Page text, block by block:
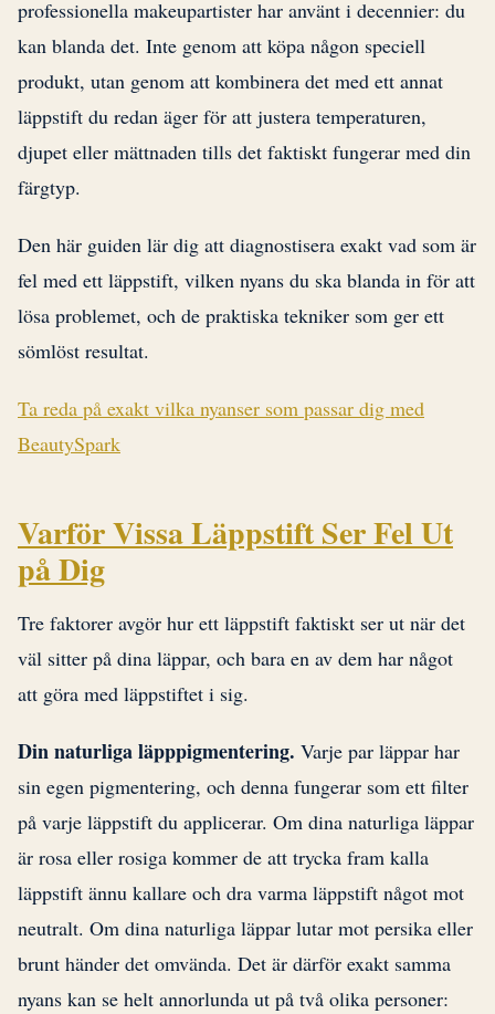
professionella makeupartister har använt i decennier: du
kan blanda det. Inte genom att köpa någon speciell
produkt, utan genom att kombinera det med ett annat
läppstift du redan äger för att justera temperaturen,
djupet eller mättnaden tills det faktiskt fungerar med din
färgtyp.
Den här guiden lär dig att diagnostisera exakt vad som är
fel med ett läppstift, vilken nyans du ska blanda in för att
lösa problemet, och de praktiska tekniker som ger ett
sömlöst resultat.
Ta reda på exakt vilka nyanser som passar dig med
BeautySpark
Varför Vissa Läppstift Ser Fel Ut
på Dig
Tre faktorer avgör hur ett läppstift faktiskt ser ut när det
väl sitter på dina läppar, och bara en av dem har något
att göra med läppstiftet i sig.
Din naturliga läpppigmentering. Varje par läppar har
sin egen pigmentering, och denna fungerar som ett filter
på varje läppstift du applicerar. Om dina naturliga läppar
är rosa eller rosiga kommer de att trycka fram kalla
läppstift ännu kallare och dra varma läppstift något mot
neutralt. Om dina naturliga läppar lutar mot persika eller
brunt händer det omvända. Det är därför exakt samma
nyans kan se helt annorlunda ut på två olika personer: